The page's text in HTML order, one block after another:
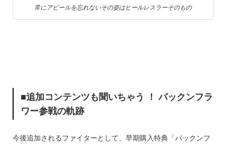
常にアピールを忘れないその姿はヒールレスラーそのもの
■追加コンテンツも聞いちゃう ！ パックンフラ
ワー参戦の軌跡
今後追加されるファイターとして、早期購入特典「パックンフ